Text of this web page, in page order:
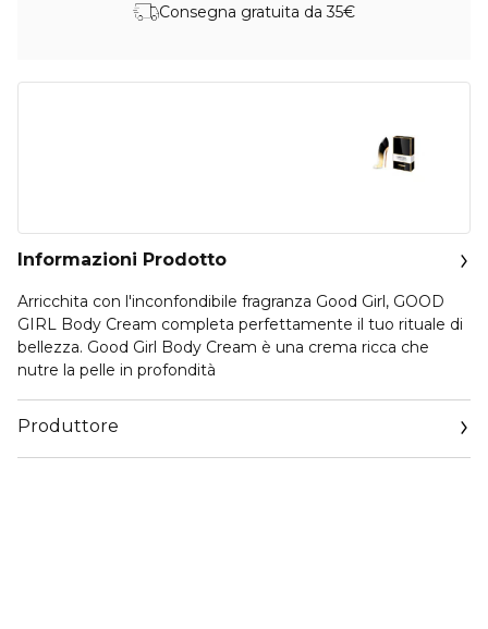
Consegna gratuita da 35€
Informazioni Prodotto
Arricchita con l'inconfondibile fragranza Good Girl, GOOD
GIRL Body Cream completa perfettamente il tuo rituale di
bellezza. Good Girl Body Cream è una crema ricca che
nutre la pelle in profondità
Produttore